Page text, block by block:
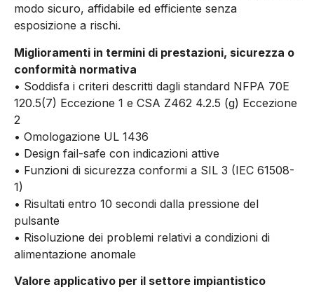
modo sicuro, affidabile ed efficiente senza
esposizione a rischi.
Miglioramenti in termini di prestazioni, sicurezza o
conformità normativa
• Soddisfa i criteri descritti dagli standard NFPA 70E
120.5(7) Eccezione 1 e CSA Z462 4.2.5 (g) Eccezione
2
• Omologazione UL 1436
• Design fail-safe con indicazioni attive
• Funzioni di sicurezza conformi a SIL 3 (IEC 61508-
1)
• Risultati entro 10 secondi dalla pressione del
pulsante
• Risoluzione dei problemi relativi a condizioni di
alimentazione anomale
Valore applicativo per il settore impiantistico